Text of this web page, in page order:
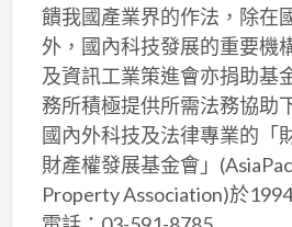
饋我國產業界的作法，除在
外，國內科技發展的重要機
及資訊工業策進會亦捐助基
務所積極提供所需法務協助
國內外科技及法律專業的「
財產權發展基金會」
Property Association)於